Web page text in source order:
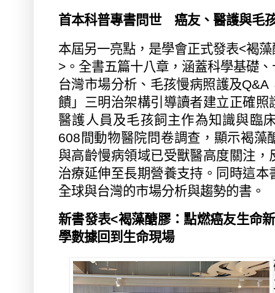
首本科普專書問世 癌友、醫護與毛
本屆另一亮點，是學會正式發表<褐藻
> 。全書五篇十八章，涵蓋科學基礎
台灣市場分析、毛孩慢病照護及Q&A
饋」三明治架構引導讀者建立正確
醫護人員及毛孩飼主作為知識與臨
608 間動物醫院問卷調查，顯示褐藻
與高齡慢病領域已受獸醫高度關注
治療延伸至長期營養支持。同時這
全球與台灣的市場分析與趨勢的書。
新書發表<褐藻醣膠：點燃癌友生命
學數據回到生命現場